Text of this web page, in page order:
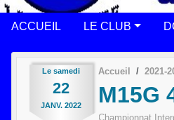
ACCUEIL LE CLUB
Le samedi
22
JANV. 2022
Accueil 2021-
M15G
Championnat